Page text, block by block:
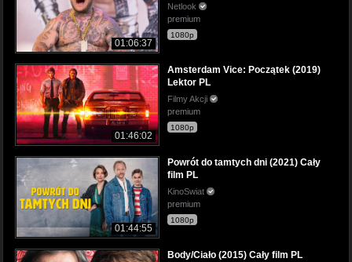
01:06:37
Netlook
premium
1080p
01:46:02
Amsterdam Vice: Początek (2019)
Lektor PL
Filmy Akcji
premium
1080p
01:44:55
Powrót do tamtych dni (2021) Cały
film PL
KinoSwiat
premium
1080p
Body/Ciało (2015) Cały film PL